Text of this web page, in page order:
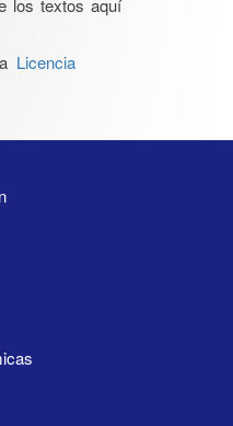
los textos aquí
Licencia